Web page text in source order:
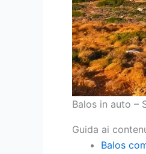
Balos in auto –
Guida ai
Balos